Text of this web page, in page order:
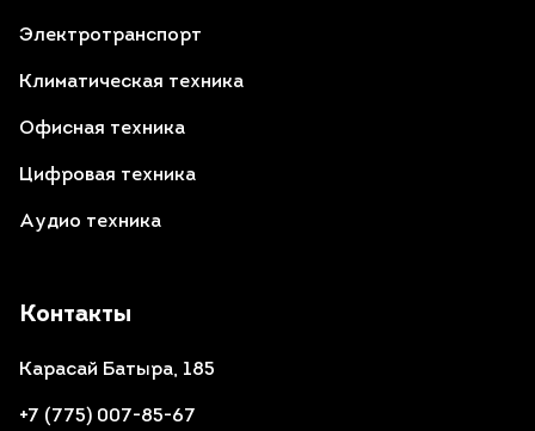
Контакты
Карасай Батыра, 185
+7 (775) 007-85-67
Электротранспорт
Климатическая техника
Офисная техника
Цифровая техника
Аудио техника